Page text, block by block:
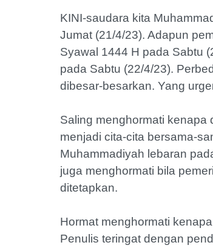
KINI-saudara kita
Jumat (21/4/23). Adapun
Syawal 1444 H pada Sabtu
pada Sabtu (22/4/23).
dibesar-besarkan. Yang
Saling menghormati kenapa
menjadi cita-cita bersama-
Muhammadiyah lebaran
juga menghormati bila
ditetapkan.
Hormat menghormati
Penulis teringat dengan